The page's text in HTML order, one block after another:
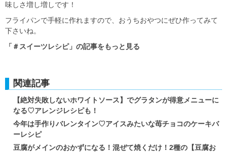
味しさ増し増しです！
フライパンで手軽に作れますので、おうちおやつにぜひ作ってみて
下さいね。
「＃スイーツレシピ」の記事をもっと見る
関連記事
【絶対失敗しないホワイトソース】でグラタンが得意メニューに
なる♡アレンジレシピも！
今年は手作りバレンタイン♡アイスみたいな苺チョコのケーキバ
ーレシピ
豆腐がメインのおかずになる！混ぜて焼くだけ！2種の【豆腐お